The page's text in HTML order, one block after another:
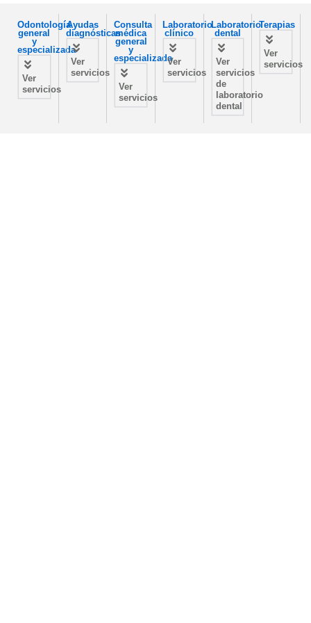
Odontología
general
y
especializada
Ver
servicios
Ayudas
diagnósticas
Ver
servicios
Consulta
médica
general
y
especializada
Ver
servicios
Laboratorio
clínico
Ver
servicios
Laboratorio
dental
Ver
servicios
de
laboratorio
dental
Terapias
Ver
servicios